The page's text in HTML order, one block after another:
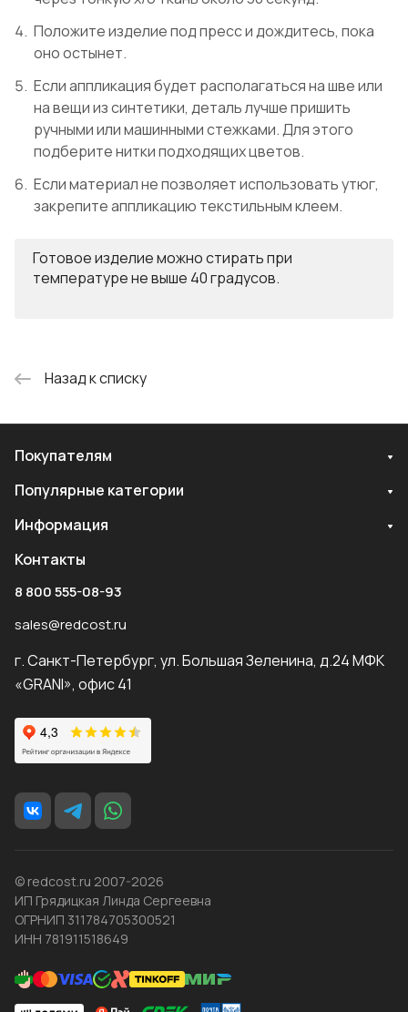
Положите изделие под пресс и дождитесь, пока
оно остынет.
Если аппликация будет располагаться на шве или
на вещи из синтетики, деталь лучше пришить
ручными или машинными стежками. Для этого
подберите нитки подходящих цветов.
Если материал не позволяет использовать утюг,
закрепите аппликацию текстильным клеем.
Готовое изделие можно стирать при
температуре не выше 40 градусов.
Назад к списку
Покупателям
Популярные категории
Информация
Контакты
8 800 555-08-93
sales@redcost.ru
г. Санкт-Петербург, ул. Большая Зеленина, д.24 МФК
«GRANI», офис 41
© redcost.ru 2007-2026
ИП Грядицкая Линда Сергеевна
ОГРНИП 311784705300521
ИНН 781911518649